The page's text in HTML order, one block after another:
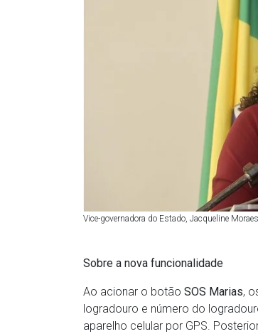
Vice-governadora do Estado, Jacqueline Moraes
Sobre a nova funcionalidade
Ao acionar o botão SOS Marias,
logradouro e número do
aparelho celular por GPS.